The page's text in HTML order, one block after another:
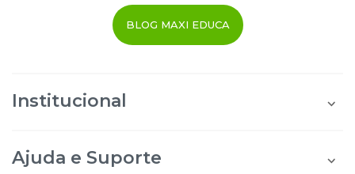
BLOG MAXI EDUCA
Institucional
Área do Afiliado
Ajuda e Suporte